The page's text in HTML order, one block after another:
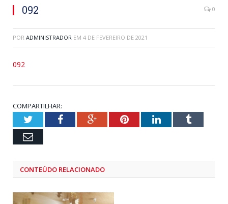
092 0
POR ADMINISTRADOR EM 4 DE FEVEREIRO DE 2021
092
COMPARTILHAR:
TwitterFacebookGoogle+PinterestLinkedInTumblr
Email
CONTEÚDO RELACIONADO